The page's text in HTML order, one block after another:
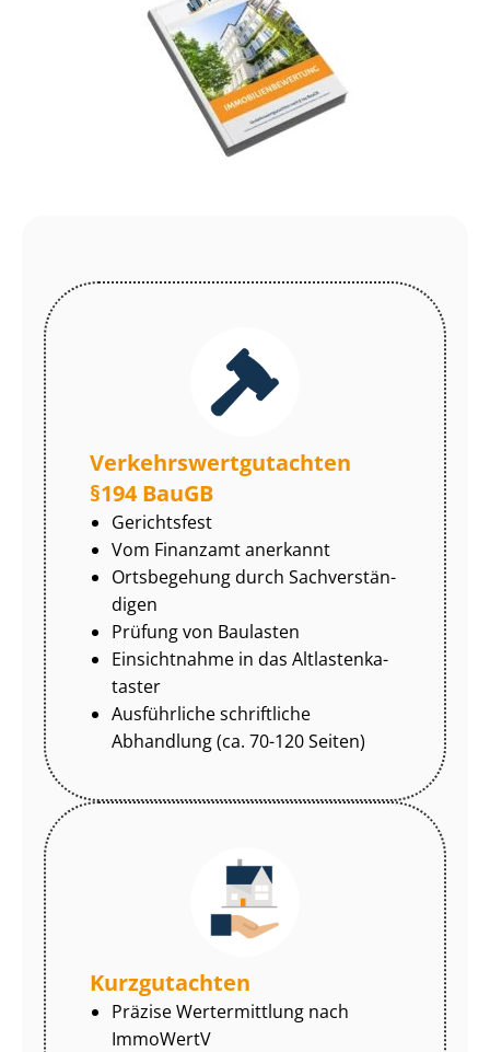
Ver­kehrs­wert­gut­ach­ten
§194 BauGB
Gerichtsfest
Vom Finanzamt anerkannt
Ortsbegehung durch Sach­ver­stän­
di­gen
Prüfung von Baulasten
Einsichtnahme in das Alt­las­ten­ka­
tas­ter
Ausführliche schriftliche
Abhandlung (ca. 70-120 Seiten)
Kurzgutachten
Präzise Wertermittlung nach
ImmoWertV